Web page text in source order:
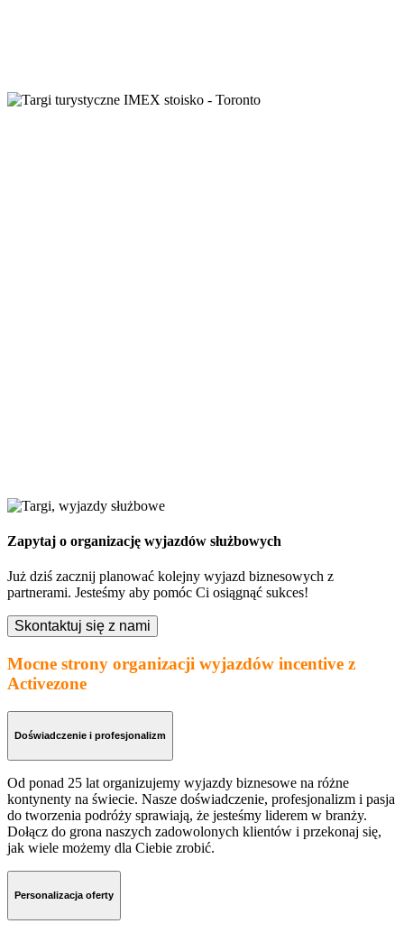
Zapytaj o organizację wyjazdów służbowych
Już dziś zacznij planować kolejny wyjazd biznesowych z
partnerami. Jesteśmy aby pomóc Ci osiągnąć sukces!
Skontaktuj się z nami
Mocne strony organizacji wyjazdów incentive z
Activezone
Doświadczenie i profesjonalizm
Od ponad 25 lat organizujemy wyjazdy biznesowe na różne
kontynenty na świecie. Nasze doświadczenie, profesjonalizm i pasja
do tworzenia podróży sprawiają, że jesteśmy liderem w branży.
Dołącz do grona naszych zadowolonych klientów i przekonaj się,
jak wiele możemy dla Ciebie zrobić.
Personalizacja oferty